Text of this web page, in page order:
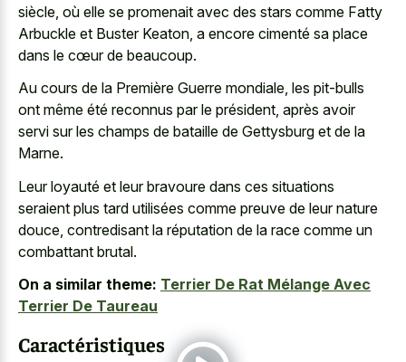
siècle, où elle se promenait avec des stars comme Fatty
Arbuckle et Buster Keaton, a encore cimenté sa place
dans le cœur de beaucoup.
Au cours de la Première Guerre mondiale, les pit-bulls
ont même été reconnus par le président, après avoir
servi sur les champs de bataille de Gettysburg et de la
Marne.
Leur loyauté et leur bravoure dans ces situations
seraient plus tard utilisées comme preuve de leur nature
douce, contredisant la réputation de la race comme un
combattant brutal.
On a similar theme: Terrier De Rat Mélange Avec
Terrier De Taureau
Caractéristiques